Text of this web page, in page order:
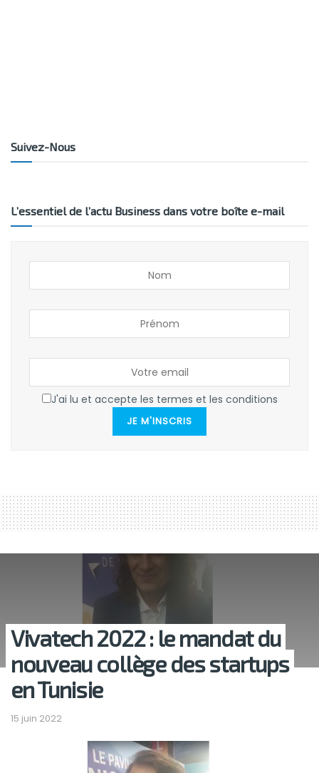
Suivez-Nous
L’essentiel de l’actu Business dans votre boîte e-mail
J'ai lu et accepte les termes et les conditions
JE M'INSCRIS
Vivatech 2022 : le mandat du
nouveau collège des startups
en Tunisie
15 juin 2022